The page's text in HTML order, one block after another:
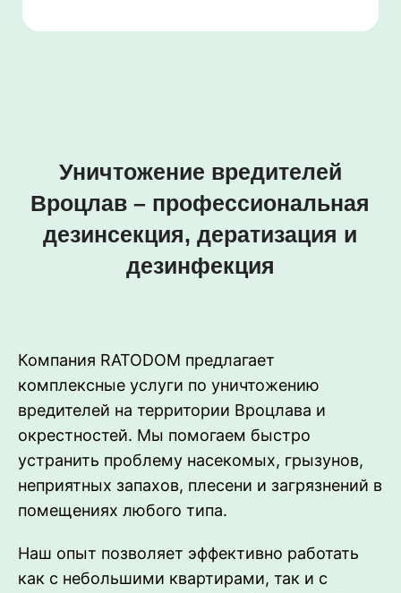
Уничтожение вредителей
Вроцлав – профессиональная
дезинсекция, дератизация и
дезинфекция
Компания RATODOM предлагает
комплексные услуги по уничтожению
вредителей на территории Вроцлава и
окрестностей. Мы помогаем быстро
устранить проблему насекомых, грызунов,
неприятных запахов, плесени и загрязнений в
помещениях любого типа.
Наш опыт позволяет эффективно работать
как с небольшими квартирами, так и с